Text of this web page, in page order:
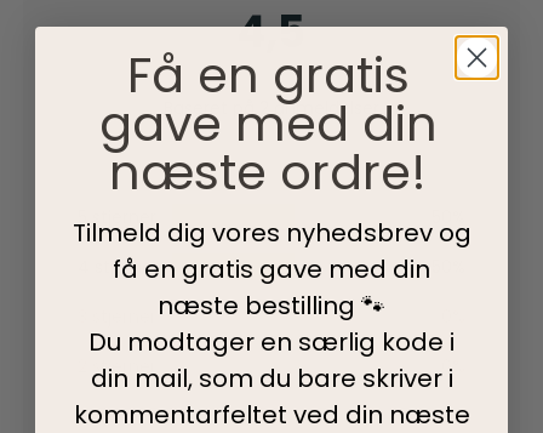
4,5
Baseret på 2 anmeldelser
5 stjerner
4 stjerner
2 stjerner 0%
1 stjerne 0%
Få en gratis
gave med din
næste ordre!
Tilmeld dig vores nyhedsbrev og
få en gratis gave med din
næste bestilling 🐾
Du modtager en særlig kode i
din mail, som du bare skriver i
kommentarfeltet ved din næste